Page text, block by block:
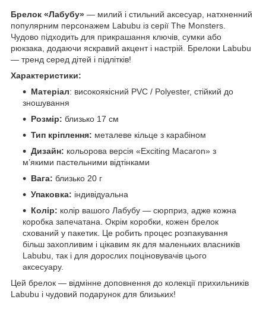
Брелок «Лабубу» — милий і стильний аксесуар, натхненний
популярним персонажем Labubu із серії The Monsters.
Чудово підходить для прикрашання ключів, сумки або
рюкзака, додаючи яскравий акцент і настрій. Брелоки Labubu
— тренд серед дітей і підлітків!
Характеристики:
Матеріал: високоякісний PVC / Polyester, стійкий до
зношування
Розмір: близько 17 см
Тип кріплення: металеве кільце з карабіном
Дизайн: кольорова версія «Exciting Macaron» з
м’якими пастельними відтінками
Вага: близько 20 г
Упаковка: індивідуальна
Колір: колір вашого Лабубу — сюрприз, адже кожна
коробка запечатана. Окрім коробки, кожен брелок
схований у пакетик. Це робить процес розпакування
більш захопливим і цікавим як для маленьких власників
Labubu, так і для дорослих поціновувачів цього
аксесуару.
Цей брелок — відмінне доповнення до колекції прихильників
Labubu і чудовий подарунок для близьких!